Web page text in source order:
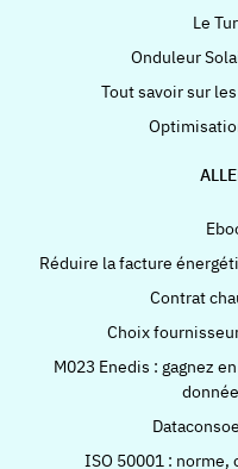
Le
Onduleur
Tout savoir sur
Réduire la facture
Contrat
Choix
M023 Enedis : gagnez
ISO 50001 :